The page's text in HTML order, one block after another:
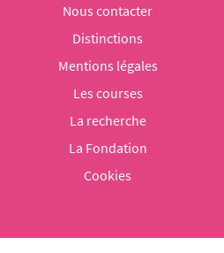
Nous contacter
Distinctions
Mentions légales
Les courses
La recherche
La Fondation
Cookies